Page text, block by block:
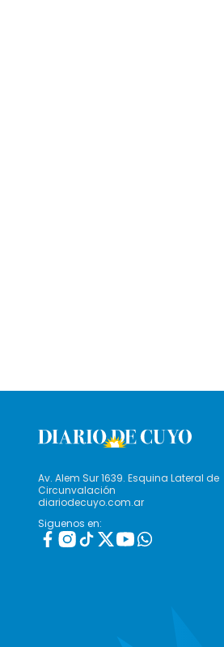
Av. Alem Sur 1639. Esquina Lateral de
Circunvalación
diariodecuyo.com.ar
Siguenos en: